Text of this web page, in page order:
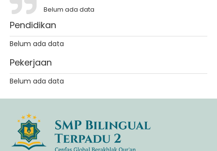
Belum ada data
Pendidikan
Belum ada data
Pekerjaan
Belum ada data